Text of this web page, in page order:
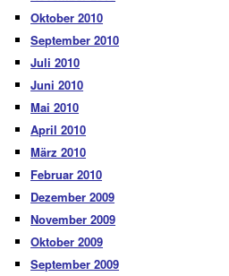
Oktober 2010
September 2010
Juli 2010
Juni 2010
Mai 2010
April 2010
März 2010
Februar 2010
Dezember 2009
November 2009
Oktober 2009
September 2009